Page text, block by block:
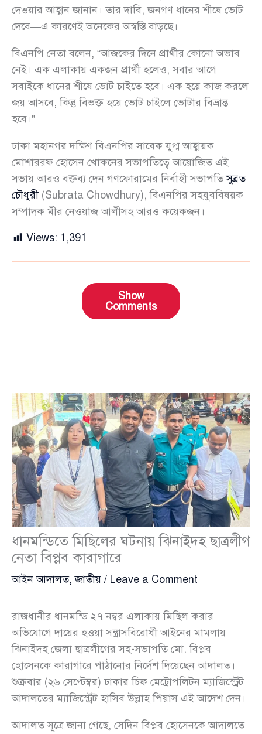
দেওয়ার আহ্বান জানান। তার দাবি, জনগণ ধানের শীষে ভোট
দেবে—এ কারণেই অনেকের অস্বস্তি বাড়ছে।
বিএনপি নেতা বলেন, “আজকের দিনে প্রার্থীর কোনো অভাব
নেই। এক এলাকায় একজন প্রার্থী হলেও, সবার আগে
সবাইকে ধানের শীষে ভোট চাইতে হবে। এক হয়ে কাজ করলে
জয় আসবে, কিন্তু বিভক্ত হয়ে ভোট চাইলে ভোটার বিভ্রান্ত
হবে।”
ঢাকা মহানগর দক্ষিণ বিএনপির সাবেক যুগ্ম আহ্বায়ক
মোশাররফ হোসেন খোকনের সভাপতিত্বে আয়োজিত এই
সভায় আরও বক্তব্য দেন গণফোরামের নির্বাহী সভাপতিসুব্রত
চৌধুরী(Subrata Chowdhury), বিএনপির সহযুববিষয়ক
সম্পাদক মীর নেওয়াজ আলীসহ আরও কয়েকজন।
Views: 1,391
Show
Comments
ধানমন্ডিতে মিছিলের ঘটনায় ঝিনাইদহ ছাত্রলীগ
নেতা বিপ্লব কারাগারে
আইন আদালত,জাতীয় / Leave a Comment
রাজধানীর ধানমন্ডি ২৭ নম্বর এলাকায় মিছিল করার
অভিযোগে দায়ের হওয়া সন্ত্রাসবিরোধী আইনের মামলায়
ঝিনাইদহ জেলা ছাত্রলীগের সহ-সভাপতি মো. বিপ্লব
হোসেনকে কারাগারে পাঠানোর নির্দেশ দিয়েছেন আদালত।
শুক্রবার (২৬ সেপ্টেম্বর) ঢাকার চিফ মেট্রোপলিটন ম্যাজিস্ট্রেট
আদালতের ম্যাজিস্ট্রেট হাসিব উল্লাহ পিয়াস এই আদেশ দেন।
আদালত সূত্রে জানা গেছে, সেদিন বিপ্লব হোসেনকে আদালতে